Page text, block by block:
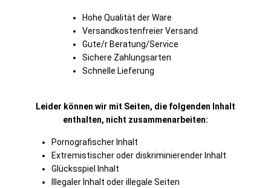
Hohe Qualität der Ware
Versandkostenfreier Versand
Gute/r Beratung/Service
Sichere Zahlungsarten
Schnelle Lieferung
Leider können wir mit Seiten, die folgenden Inhalt
enthalten, nicht zusammenarbeiten:
Pornografischer Inhalt
Extremistischer oder diskriminierender Inhalt
Glücksspiel Inhalt
Illegaler Inhalt oder illegale Seiten